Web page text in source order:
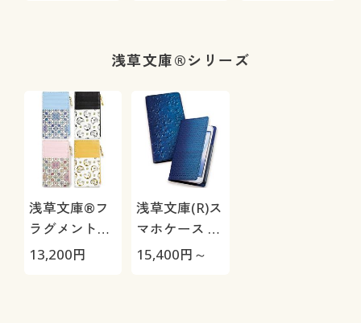
浅草文庫®シリーズ
浅草文庫®フ
ラグメントケ
ース
13,200円
浅草文庫(R)ス
マホケース 藍
染
15,400円～